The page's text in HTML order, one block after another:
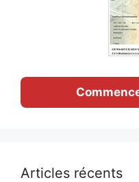
Articles récents